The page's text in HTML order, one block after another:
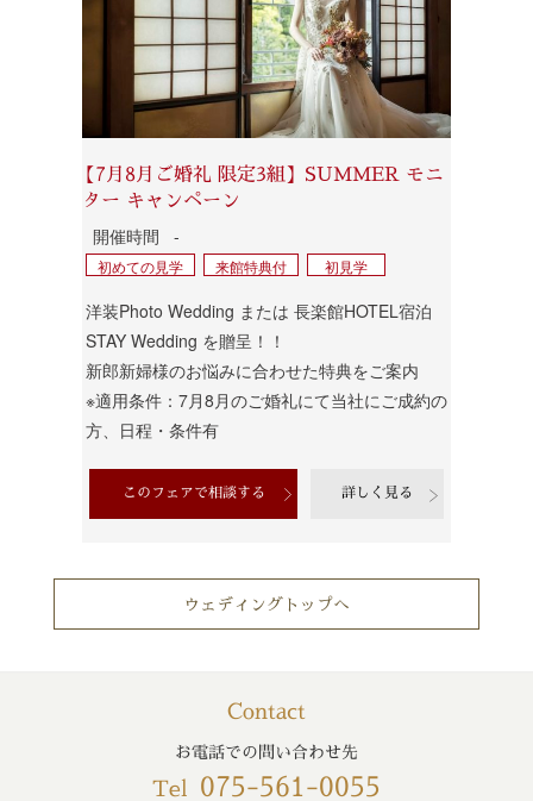
【7月8月ご婚礼 限定3組】SUMMER モニ
ター キャンペーン
開催時間 -
初めての見学 来館特典付 初見学
洋装Photo Wedding または 長楽館HOTEL宿泊
STAY Wedding を贈呈！！
新郎新婦様のお悩みに合わせた特典をご案内
※適用条件：7月8月のご婚礼にて当社にご成約の
方、日程・条件有
このフェアで相談する 詳しく見る
ウェディングトップへ
Contact
お電話での問い合わせ先
Tel 075-561-0055